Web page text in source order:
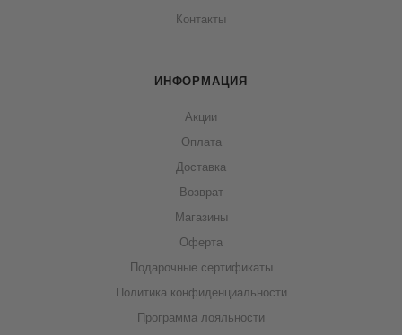
Контакты
ИНФОРМАЦИЯ
Акции
Оплата
Доставка
Возврат
Магазины
Оферта
Подарочные сертификаты
Политика конфиденциальности
Программа лояльности